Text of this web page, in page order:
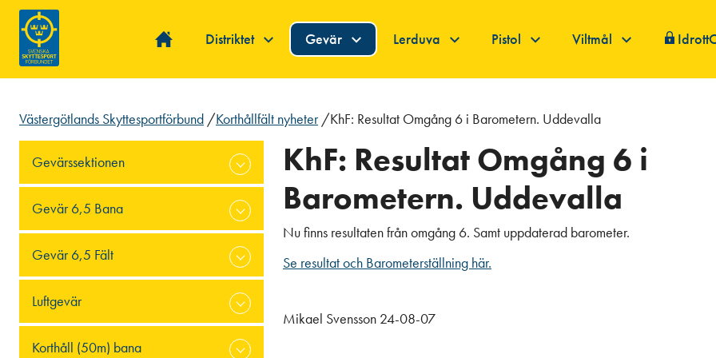
Distriktet Gevär Lerduva Pistol Viltmål
Västergötlands Skyttesportförbund /Korthållfält nyheter /KhF: Resultat Omgång 6 i Barometern. Uddevalla
Gevärssektionen
Gevär 6,5 Bana
Gevär 6,5 Fält
Luftgevär
Korthåll (50m) bana
KhF: Resultat Omgång 6 i
Barometern. Uddevalla
Nu finns resultaten från omgång 6. Samt uppdaterad barometer.
Se resultat och Barometerställning här.
Mikael Svensson 24-08-07